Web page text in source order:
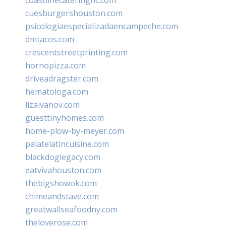
cuesburgershouston.com
psicologiaespecializadaencampeche.com
dmtacos.com
crescentstreetprinting.com
hornopizza.com
driveadragster.com
hematologa.com
lizaivanov.com
guesttinyhomes.com
home-plow-by-meyer.com
palatelatincuisine.com
blackdoglegacy.com
eatvivahouston.com
thebigshowok.com
chimeandstave.com
greatwallseafoodny.com
theloverose.com